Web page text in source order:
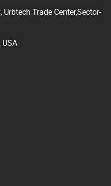
Urbtech Trade Center,Sector-